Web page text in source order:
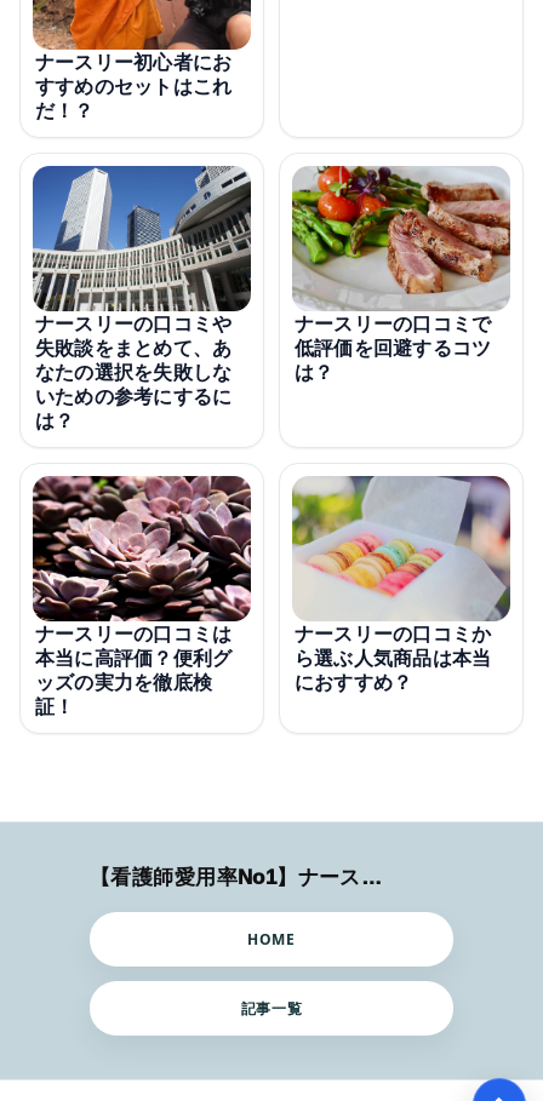
ナースリー初心者にお
すすめのセットはこれ
だ！？
ナースリーの口コミや
失敗談をまとめて、あ
なたの選択を失敗しな
いための参考にするに
は？
ナースリーの口コミで
低評価を回避するコツ
は？
ナースリーの口コミは
本当に高評価？便利グ
ッズの実力を徹底検
証！
ナースリーの口コミか
ら選ぶ人気商品は本当
におすすめ？
【看護師愛用率No1】ナースリーで人気の商品はコレ
HOME
記事一覧